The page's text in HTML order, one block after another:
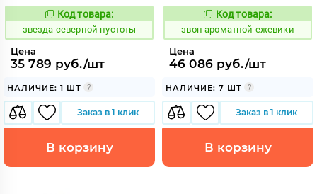
Код:
448074
Код товара:
звезда северной пустоты
Цена
35 789 руб./шт
НАЛИЧИЕ: 1 ШТ
Заказ в 1 клик
В корзину
Код:
453399
Код товара:
звон ароматной ежевики
Цена
46 086 руб./шт
НАЛИЧИЕ: 7 ШТ
Заказ в 1 клик
В корзину